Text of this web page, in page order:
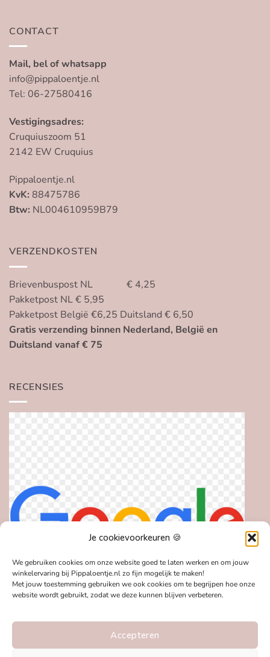
Je cookievoorkeuren 🍪
We gebruiken cookies om onze website goed te laten werken en om jouw
winkelervaring bij Pippaloentje.nl zo fijn mogelijk te maken!
Met jouw toestemming gebruiken we ook cookies om te begrijpen hoe onze
website wordt gebruikt, zodat we deze kunnen blijven verbeteren.
Accepteren
CONTACT
Mail, bel of whatsapp
info@pippaloentje.nl
Tel: 06-27580416
Vestigingsadres:
Cruquiuszoom 51
2142 EW Cruquius
Pippaloentje.nl
KvK: 88475786
Btw: NL004610959B79
VERZENDKOSTEN
Brievenbuspost NL € 4,25
Pakketpost NL € 5,95
Pakketpost België €6,25 Duitsland € 6,50
Gratis verzending binnen Nederland, België en
Duitsland vanaf € 75
RECENSIES